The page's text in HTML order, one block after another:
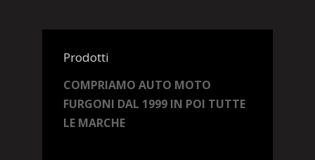
Prodotti
COMPRIAMO AUTO MOTO
FURGONI DAL 1999 IN POI TUTTE
LE MARCHE